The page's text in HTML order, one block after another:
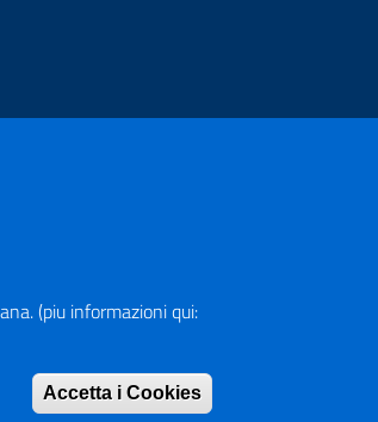
(piu informazioni qui:
Accetta i Cookies